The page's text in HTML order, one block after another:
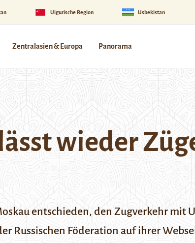
Uigurische Region Usbekistan
Zentralasien & Europa Panorama
wieder
entschieden, den Zugverkehr mit
Russischen Föderation auf ihrer